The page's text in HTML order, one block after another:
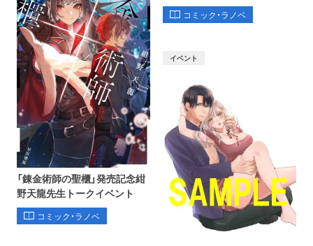
コミック・ラノベ
「錬金術師の聖櫃」発売記念紺
野天龍先生トークイベント
コミック・ラノベ
イベント